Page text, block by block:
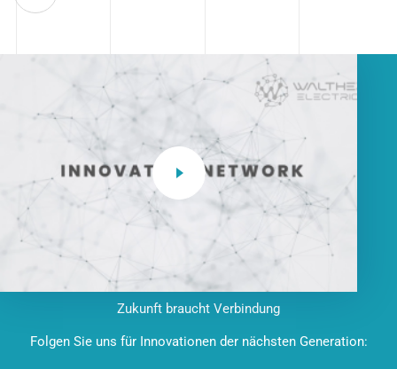
Zukunft braucht Verbindung
Folgen Sie uns für Innovationen der nächsten Generation: